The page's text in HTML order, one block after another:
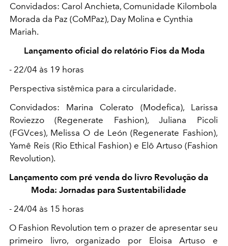
Convidados: Carol Anchieta, Comunidade Kilombola
Morada da Paz (CoMPaz), Day Molina e Cynthia
Mariah.
Lançamento oficial do relatório Fios da Moda
- 22/04 às 19 horas
Perspectiva sistêmica para a circularidade.
Convidados: Marina Colerato (Modefica), Larissa
Roviezzo (Regenerate Fashion), Juliana Picoli
(FGVces), Melissa O de León (Regenerate Fashion),
Yamê Reis (Rio Ethical Fashion) e Elô Artuso (Fashion
Revolution).
Lançamento com pré venda do livro Revolução da
Moda: Jornadas para Sustentabilidade
- 24/04 às 15 horas
O Fashion Revolution tem o prazer de apresentar seu
primeiro livro, organizado por Eloisa Artuso e